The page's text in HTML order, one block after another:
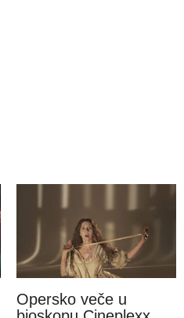
Opersko veče u